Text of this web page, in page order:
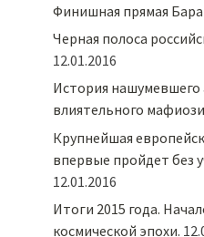
Финишная прямая
Черная полоса
12.01.2016
История нашумевшего
влиятельного
Крупнейшая
впервые пройдет без
12.01.2016
Итоги 2015 года.
космической эпохи.